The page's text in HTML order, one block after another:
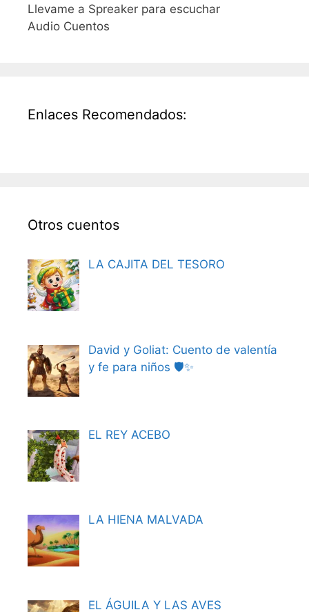
Llevame a Spreaker para escuchar
Audio Cuentos
Enlaces Recomendados:
Otros cuentos
LA CAJITA DEL TESORO
David y Goliat: Cuento de valentía
y fe para niños 🛡️✨
EL REY ACEBO
LA HIENA MALVADA
EL ÁGUILA Y LAS AVES